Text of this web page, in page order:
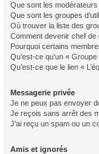
Que sont les modérateurs
Que sont les groupes
Où trouver la liste des
Comment devenir chef de
Pourquoi certains
Qu’est-ce qu’un «
Qu’est-ce que le lien «
Messagerie privée
Je ne peux pas envoyer
Je reçois sans arrêt des
J’ai reçu un spam ou un
Amis et ignorés